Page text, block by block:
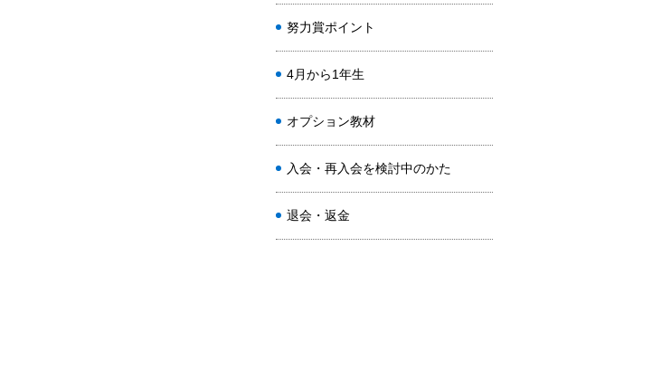
努力賞ポイント
4月から1年生
オプション教材
入会・再入会を検討中のかた
退会・返金